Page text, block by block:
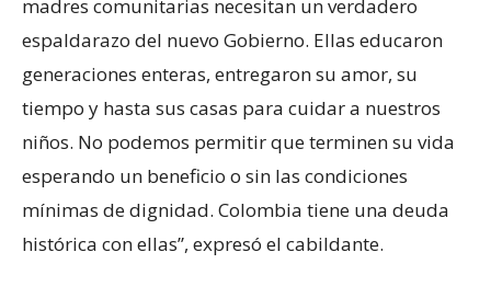
madres comunitarias necesitan un verdadero
espaldarazo del nuevo Gobierno. Ellas educaron
generaciones enteras, entregaron su amor, su
tiempo y hasta sus casas para cuidar a nuestros
niños. No podemos permitir que terminen su vida
esperando un beneficio o sin las condiciones
mínimas de dignidad. Colombia tiene una deuda
histórica con ellas”, expresó el cabildante.